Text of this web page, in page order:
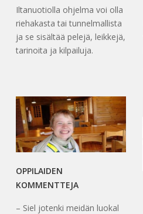
Iltanuotiolla ohjelma voi olla
riehakasta tai tunnelmallista
ja se sisältää pelejä, leikkejä,
tarinoita ja kilpailuja.
OPPILAIDEN
KOMMENTTEJA
– Siel jotenki meidän luokal